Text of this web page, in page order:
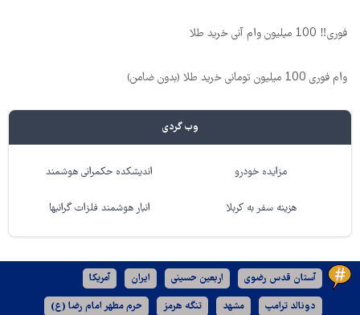
فوری‼️ 100 میلیون وام آنی خرید طلا
وام فوری 100 میلیون تومانی خرید طلا (بدون ضامن)
وب گردی
مزایده خودرو اندیشکده حکمرانی هوشمند
هزینه سفر به کربلا انبار هوشمند فلزات گرانبها
آستان قدس رضوی اربعین حسینی ایران آمریکا
دونالد ترامپ مشهد تنگه هرمز حرم مطهر امام رضا (ع)